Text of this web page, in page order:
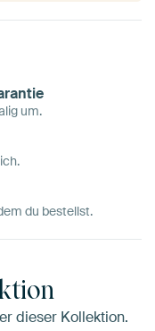
um.
du bestellst.
dieser Kollektion.